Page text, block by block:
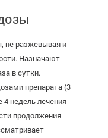
не разжевывая и
Назначают
в сутки.
препарата (3
4 недель лечения
продолжения